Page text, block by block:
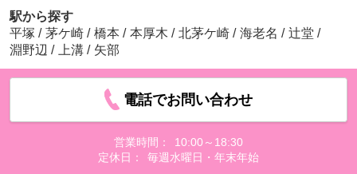
駅から探す
平塚 / 茅ケ崎 / 橋本 / 本厚木 / 北茅ケ崎 / 海老名 / 辻堂 /
淵野辺 / 上溝 / 矢部
電話でお問い合わせ
営業時間：
10:00～18:30
定休日：
毎週水曜日・年末年始